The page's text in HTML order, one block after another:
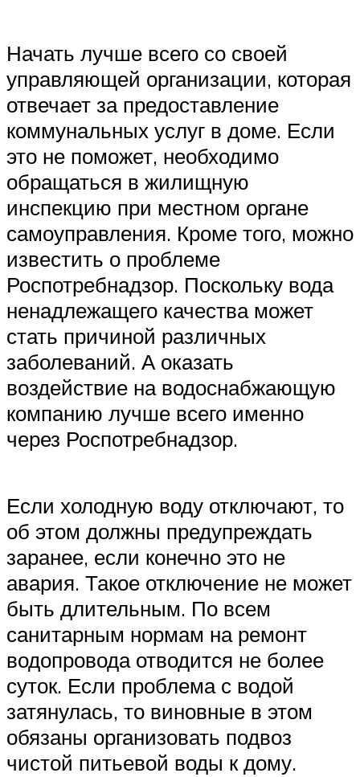
Начать лучше всего со своей
управляющей организации, которая
отвечает за предоставление
коммунальных услуг в доме. Если
это не поможет, необходимо
обращаться в жилищную
инспекцию при местном органе
самоуправления. Кроме того, можно
известить о проблеме
Роспотребнадзор. Поскольку вода
ненадлежащего качества может
стать причиной различных
заболеваний. А оказать
воздействие на водоснабжающую
компанию лучше всего именно
через Роспотребнадзор.
Если холодную воду отключают, то
об этом должны предупреждать
заранее, если конечно это не
авария. Такое отключение не может
быть длительным. По всем
санитарным нормам на ремонт
водопровода отводится не более
суток. Если проблема с водой
затянулась, то виновные в этом
обязаны организовать подвоз
чистой питьевой воды к дому.